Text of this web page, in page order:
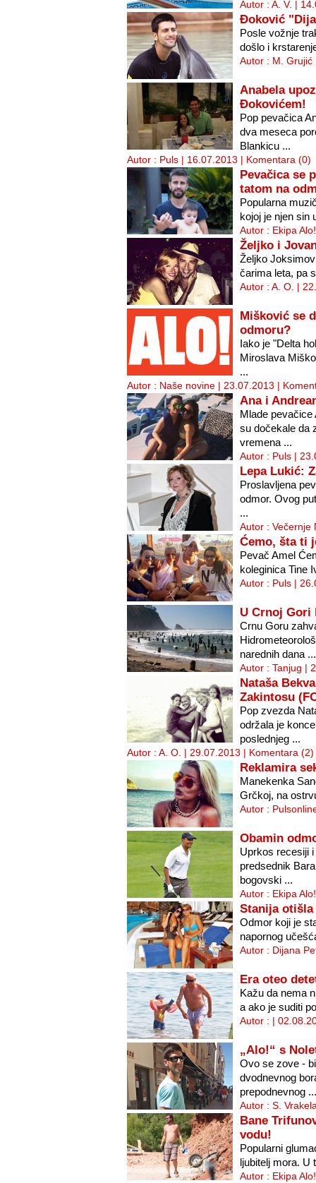
Autor : A. V. |
Đoković
Posle vožnje
došlo i
Autor : M.
Anabela
Đokovićem!
Pop pevačica
dva meseca
Blankicu ...
Autor : Puls | 16.07.2013 | Komentara (0)
Pevačica se
tatom na
Popularna
kojoj je njen sin
Autor : Ekipa
Željko i
Željko
čarima leta, pa
Autor : A. O. |
Mišković se
odmoru?
Iako je "Delta
Miroslava
...
Autor : Naše novine | 23.07.2013 |
Ana i
Mlade pevačice
su dočekale da
vremena ...
Autor : Puls |
Lepa Lukić:
Proslavljena
odmor. Ovog
...
Autor :
Ćemo, šta ti
Pevač Amel
koleginica Tine
Autor : Puls |
U Crnoj Gori
Crnu Goru
narednih dana ...
Autor : Tanjug |
Nataša
Zakintosu
Pop zvezda
održala je
poslednjeg ...
Autor : A. O. | 29.07.2013 | Komentara (2)
Reklamira
Manekenka
Grčkoj, na
Autor :
Obamin
Uprkos recesiji
predsednik
bogovski ...
Autor : Ekipa
Stanija
Odmor koji je
napornog
Autor : Dijana
Era oteo
Kažu da nema
a ako je suditi
Autor : |
„Alo!“ s
Ovo se zove -
dvodnevnog
prepodnevnog ...
Autor : S.
Bane
vodu!
Popularni
ljubitelj mora. U
Autor : Ekipa